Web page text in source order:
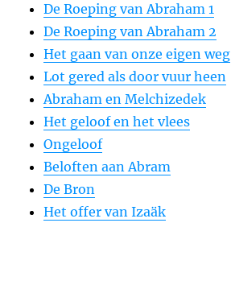
De Roeping van Abraham 1
De Roeping van Abraham 2
Het gaan van onze eigen weg
Lot gered als door vuur heen
Abraham en Melchizedek
Het geloof en het vlees
Ongeloof
Beloften aan Abram
De Bron
Het offer van Izaäk